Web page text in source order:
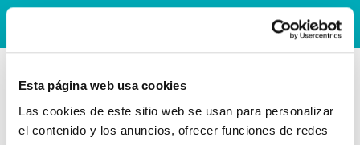
Esta página web usa cookies
Las cookies de este sitio web se usan para personalizar
el contenido y los anuncios, ofrecer funciones de redes